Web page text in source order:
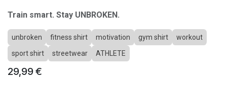
Train smart. Stay UNBROKEN.
unbroken fitness shirt motivation gym shirt
workout
sport shirt
streetwear ATHLETE
29,99€